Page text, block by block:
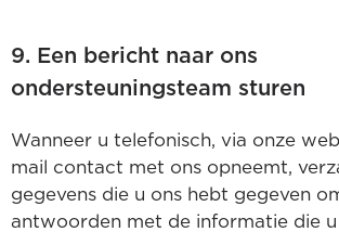
9. Een bericht naar ons
ondersteuningsteam sturen
Wanneer u telefonisch, via onze
mail contact met ons opneemt,
gegevens die u ons hebt gegeven
antwoorden met de informatie die